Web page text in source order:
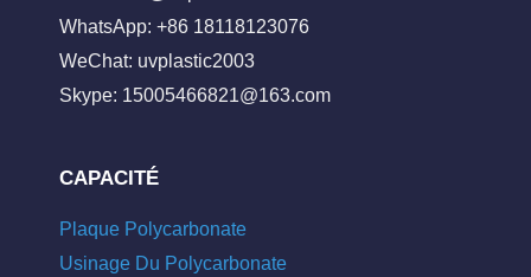
WhatsApp: +86 18118123076
WeChat: uvplastic2003
Skype: 15005466821@163.com
CAPACITÉ
Plaque Polycarbonate
Usinage Du Polycarbonate